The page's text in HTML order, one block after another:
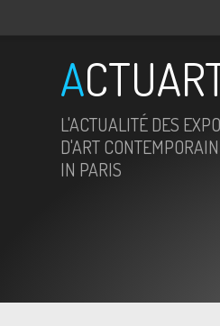
L'ACTUALITÉ DES
D'ART
IN PARIS